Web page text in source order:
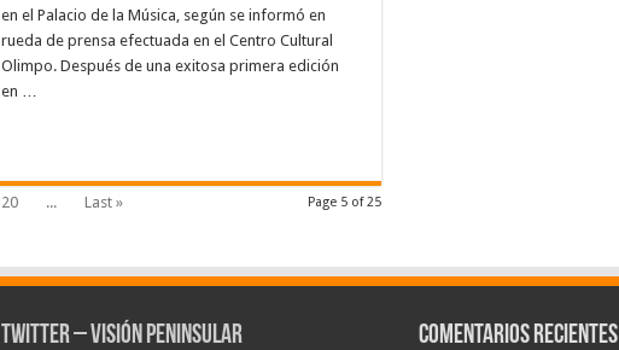
en el Palacio de la Música, según se informó en
rueda de prensa efectuada en el Centro Cultural
Olimpo. Después de una exitosa primera edición
en …
Page 5 of 25
20 ... Last »
Twitter – Visión Peninsular Comentarios Recientes